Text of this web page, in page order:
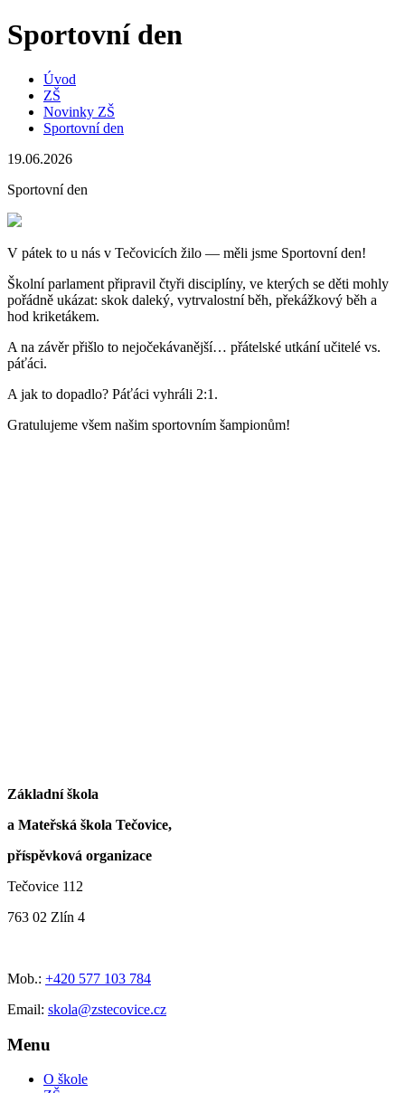
Sportovní den
Úvod
ZŠ
Novinky ZŠ
Sportovní den
19.06.2026
Sportovní den
V pátek to u nás v Tečovicích žilo — měli jsme Sportovní den!
Školní parlament připravil čtyři disciplíny, ve kterých se děti mohly
pořádně ukázat: skok daleký, vytrvalostní běh, překážkový běh a
hod kriketákem.
A na závěr přišlo to nejočekávanější… přátelské utkání učitelé vs.
páťáci.
A jak to dopadlo? Páťáci vyhráli 2:1.
Gratulujeme všem našim sportovním šampionům!
Základní škola
a Mateřská škola Tečovice,
příspěvková organizace
Tečovice 112
763 02 Zlín 4
Mob.: +420 577 103 784
Email: skola@zstecovice.cz
Menu
O škole